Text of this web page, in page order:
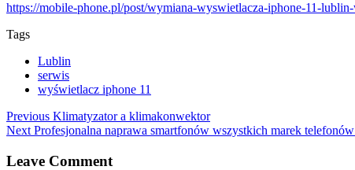
https://mobile-phone.pl/post/wymiana-wyswietlacza-iphone-11-
Tags
Lublin
serwis
wyświetlacz iphone 11
Nawigacja
wpisu
Previous Previous
post:
Klimatyzator a klimakonwektor
Next Next
Profesjonalna naprawa smartfonów wszystkich marek
Leave Comment